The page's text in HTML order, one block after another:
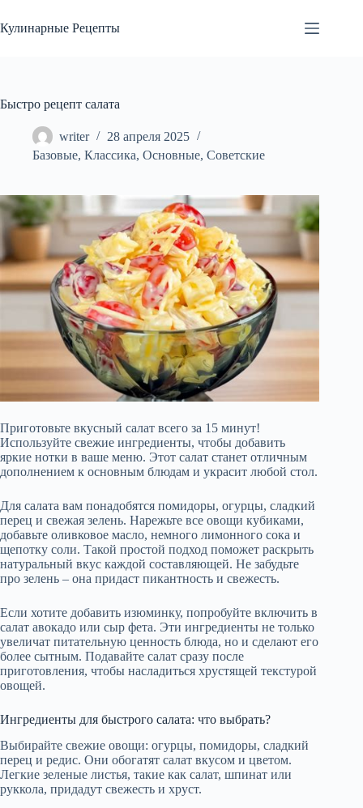
к
сути
Кулинарные Рецепты
Быстро рецепт салата
writer
28 апреля 2025
Базовые, Классика, Основные, Советские
Приготовьте вкусный салат всего за 15 минут!
Используйте свежие ингредиенты, чтобы добавить
яркие нотки в ваше меню. Этот салат станет отличным
дополнением к основным блюдам и украсит любой стол.
Для салата вам понадобятся помидоры, огурцы, сладкий
перец и свежая зелень. Нарежьте все овощи кубиками,
добавьте оливковое масло, немного лимонного сока и
щепотку соли. Такой простой подход поможет раскрыть
натуральный вкус каждой составляющей. Не забудьте
про зелень – она придаст пикантность и свежесть.
Если хотите добавить изюминку, попробуйте включить в
салат авокадо или сыр фета. Эти ингредиенты не только
увеличат питательную ценность блюда, но и сделают его
более сытным. Подавайте салат сразу после
приготовления, чтобы насладиться хрустящей текстурой
овощей.
Ингредиенты для быстрого салата: что выбрать?
Выбирайте свежие овощи: огурцы, помидоры, сладкий
перец и редис. Они обогатят салат вкусом и цветом.
Легкие зеленые листья, такие как салат, шпинат или
руккола, придадут свежесть и хруст.